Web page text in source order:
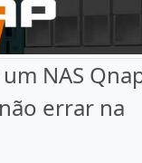
NAS
errar na